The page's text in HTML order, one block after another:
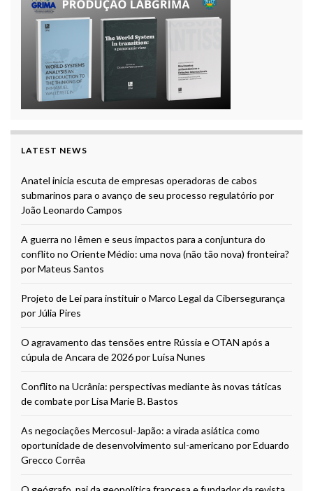
LATEST NEWS
Anatel inicia escuta de empresas operadoras de cabos
submarinos para o avanço de seu processo regulatório por
João Leonardo Campos
A guerra no Iêmen e seus impactos para a conjuntura do
conflito no Oriente Médio: uma nova (não tão nova) fronteira?
por Mateus Santos
Projeto de Lei para instituir o Marco Legal da Cibersegurança
por Júlia Pires
O agravamento das tensões entre Rússia e OTAN após a
cúpula de Ancara de 2026 por Luísa Nunes
Conflito na Ucrânia: perspectivas mediante às novas táticas
de combate por Lisa Marie B. Bastos
As negociações Mercosul-Japão: a virada asiática como
oportunidade de desenvolvimento sul-americano por Eduardo
Grecco Corrêa